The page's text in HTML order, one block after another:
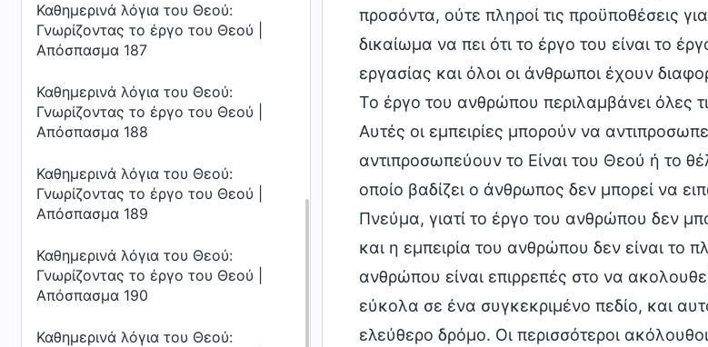
Καθημερινά λόγια του Θεού:
Γνωρίζοντας το έργο του Θεού |
Απόσπασμα 187
Καθημερινά λόγια του Θεού:
Γνωρίζοντας το έργο του Θεού |
Απόσπασμα 188
Καθημερινά λόγια του Θεού:
Γνωρίζοντας το έργο του Θεού |
Απόσπασμα 189
Καθημερινά λόγια του Θεού:
Γνωρίζοντας το έργο του Θεού |
Απόσπασμα 190
Καθημερινά λόγια του Θεού:
προσόντα, ούτε πληροί τις προϋποθέσεις
δικαίωμα να πει ότι το έργο του είναι το
εργασίας και όλοι οι άνθρωποι έχουν
Το έργο του ανθρώπου περιλαμβάνει όλες
Αυτές οι εμπειρίες μπορούν να
αντιπροσωπεύουν το Είναι του Θεού ή το
οποίο βαδίζει ο άνθρωπος δεν μπορεί να
Πνεύμα, γιατί το έργο του ανθρώπου δεν
και η εμπειρία του ανθρώπου δεν είναι το
ανθρώπου είναι επιρρεπές στο να
εύκολα σε ένα συγκεκριμένο πεδίο, και
ελεύθερο δρόμο. Οι περισσότεροι